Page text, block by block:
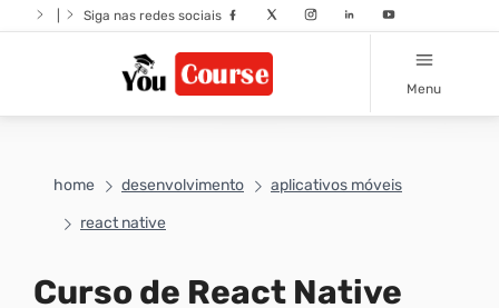
Siga nas redes sociais
Menu
home desenvolvimento
aplicativos móveis
react native
Curso de React Native